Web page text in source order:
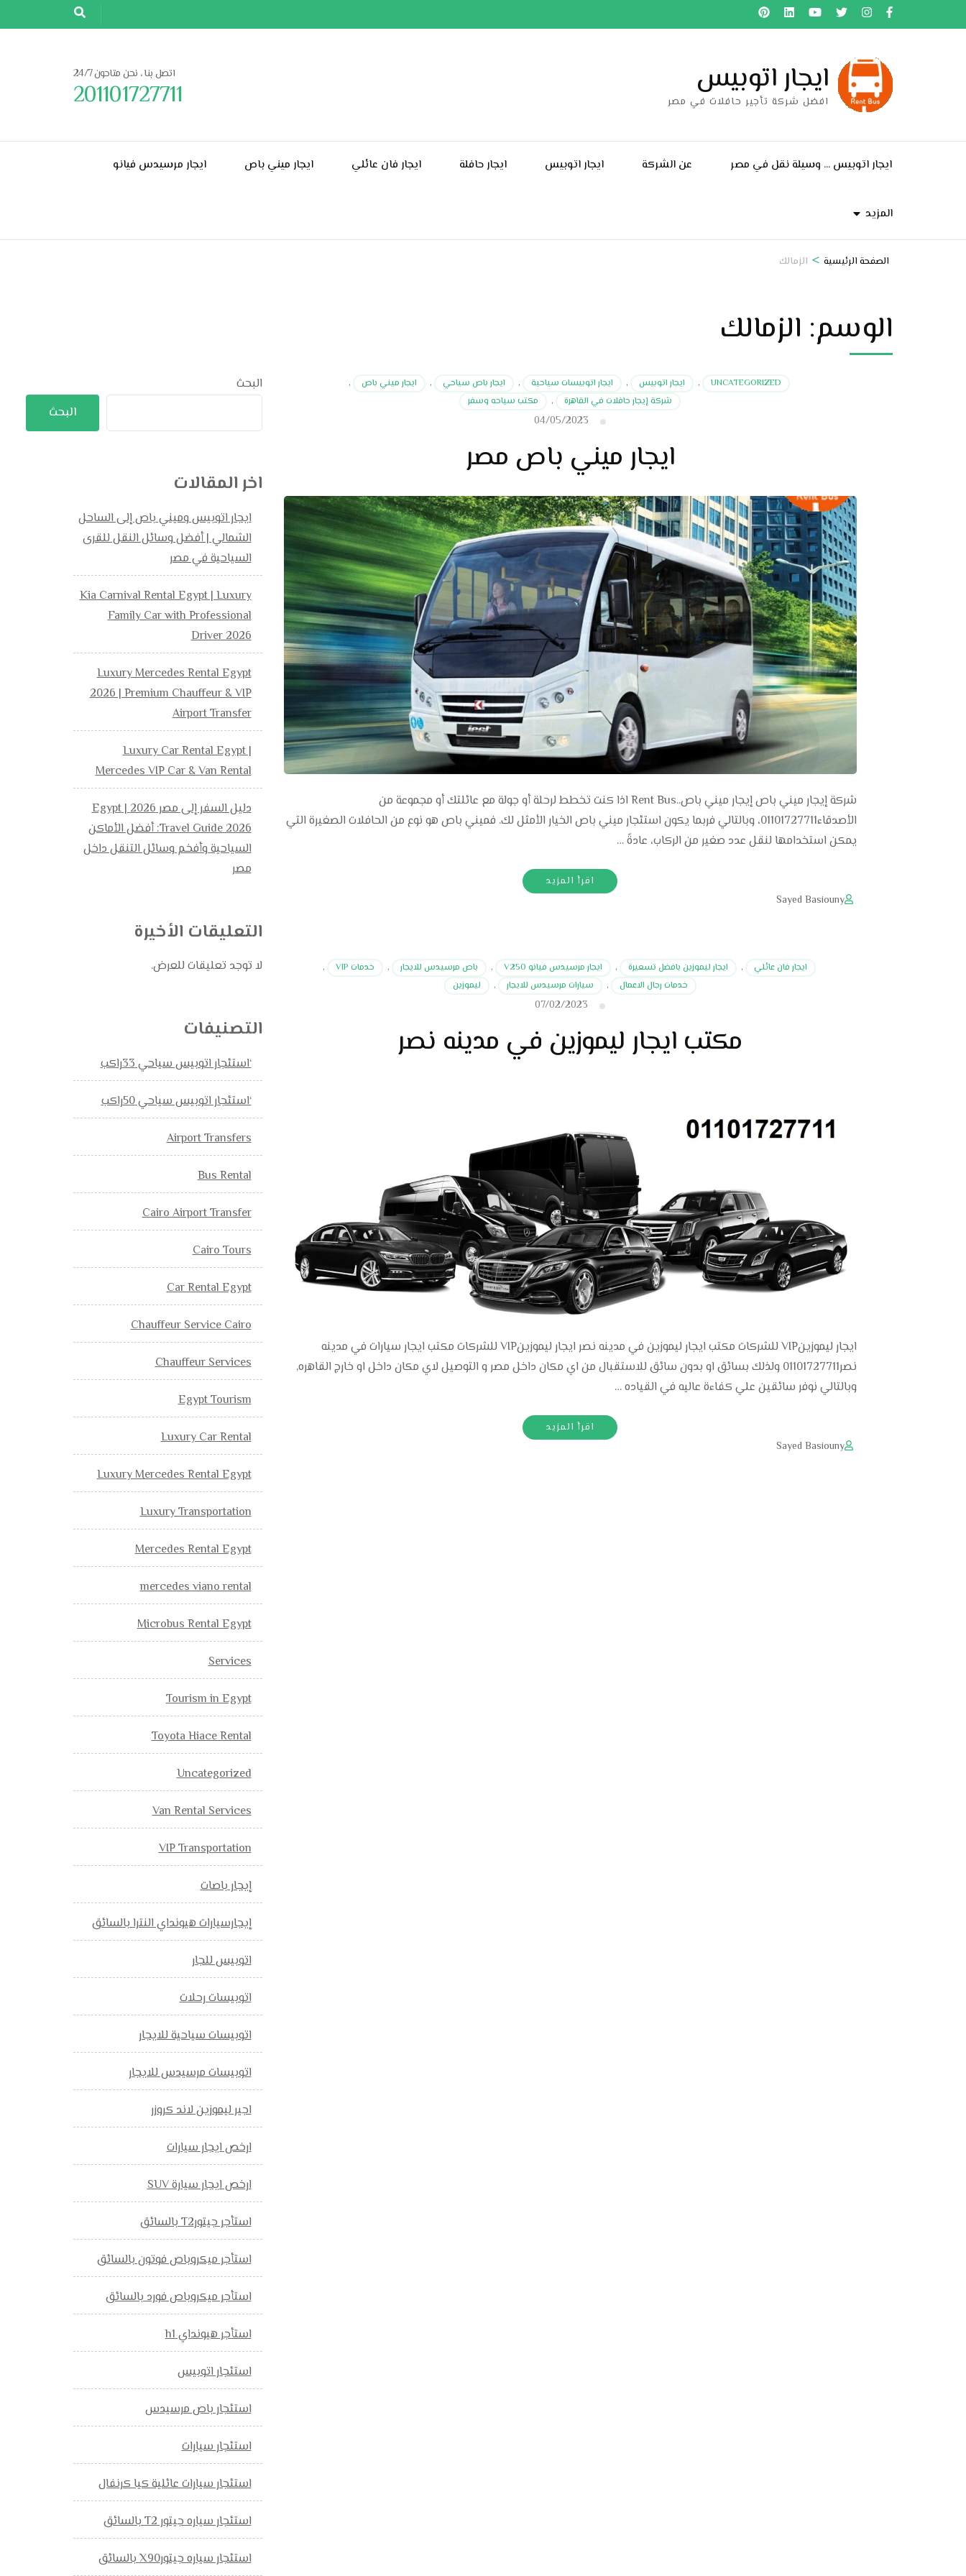
إلى
ايجار اتوبيس
افضل شركة تأجير حافلات في مصر
اتصل بنا ، نحن متاحون 24/7
201101727711
ايجار اتوبيس … وسيلة نقل في مصر عن الشركة ايجار اتوبيس ايجار حافلة ايجار فان عائلي ايجار ميني باص ايجار مرسيدس فيانو
المزيد
الصفحة الرئيسية > الزمالك
الوسم: الزمالك
UNCATEGORIZED
, ايجار اتوبيس , ايجار اتوبيسات سياحية , ايجار باص سياحي , ايجار ميني باص
,
شركة إيجار حافلات في القاهرة
, مكتب سياحه وسفر
04/05/2023
ايجار ميني باص مصر
شركة إيجار ميني باص إيجار ميني باص..Rent Bus اذا كنت تخطط لرحلة أو جولة مع عائلتك أو مجموعة من
الأصدقاء01101727711، وبالتالي فربما يكون استئجار ميني باص الخيار الأمثل لك. فميني باص هو نوع من الحافلات الصغيرة التي
يمكن استخدامها لنقل عدد صغير من الركاب، عادةً …
اقرأ المزيد
Sayed Basiouny
ايجار فان عائلي , ايجار ليموزين بافضل تسعيرة , ايجار مرسيدس فيانو V250 , باص مرسيدس للايجار , خدمات VIP
,
خدمات رجال الاعمال
, سيارات مرسيدس للايجار , ليموزين
07/02/2023
مكتب ايجار ليموزين في مدينه نصر
ايجار ليموزينVIP للشركات مكتب ايجار ليموزين في مدينه نصر ايجار ليموزينVIP للشركات مكتب ايجار سيارات في مدينه
نصر01101727711 ولذلك بسائق او بدون سائق للاستقبال من اي مكان داخل مصر و التوصيل لاي مكان داخل او خارج القاهره,
وبالتالي نوفر سائقين علي كفاءة عاليه في القياده …
اقرأ المزيد
Sayed Basiouny
البحث
البحث
اخر المقالات
ايجار اتوبيس وميني باص إلى الساحل
الشمالي | أفضل وسائل النقل للقرى
السياحية في مصر
Kia Carnival Rental Egypt | Luxury
Family Car with Professional
Driver 2026
Luxury Mercedes Rental Egypt
2026 | Premium Chauffeur & VIP
Airport Transfer
Luxury Car Rental Egypt |
Mercedes VIP Car & Van Rental
دليل السفر إلى مصر 2026 | Egypt
Travel Guide 2026: أفضل الأماكن
السياحية وأفخم وسائل التنقل داخل
مصر
التعليقات الأخيرة
لا توجد تعليقات للعرض.
التصنيفات
‘استئجار اتوبيس سياحي 33راكب
‘استئجار اتوبيس سياحي 50راكب
Airport Transfers
Bus Rental
Cairo Airport Transfer
Cairo Tours
Car Rental Egypt
Chauffeur Service Cairo
Chauffeur Services
Egypt Tourism
Luxury Car Rental
Luxury Mercedes Rental Egypt
Luxury Transportation
Mercedes Rental Egypt
mercedes viano rental
Microbus Rental Egypt
Services
Tourism in Egypt
Toyota Hiace Rental
Uncategorized
Van Rental Services
VIP Transportation
إيجار باصات
إيجارسيارات هيونداي النترا بالسائق
اتوبيس للجار
اتوبيسات رحلات
اتوبيسات سياحية للايجار
اتوبيسات مرسيدس للايجار
اجير ليموزين لاند كروزر
ارخص ايجار سيارات
ارخص ايجار سيارة SUV
استأجر جيتورT2 بالسائق
استأجر ميكروباص فوتون بالسائق
استأجر ميكروباص فورد بالسائق
استأجر هيونداي h1
استئجار اتوبيس
استئجار باص مرسيدس
استئجار سيارات
استئجار سيارات عائلية كيا كرنفال
استئجار سياره جيتور T2 بالسائق
استئجار سياره جيتورX90 بالسائق